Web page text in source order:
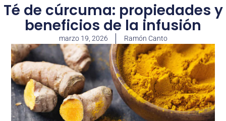
Té de cúrcuma: propiedades y
beneficios de la infusión
marzo 19, 2026 Ramón Canto